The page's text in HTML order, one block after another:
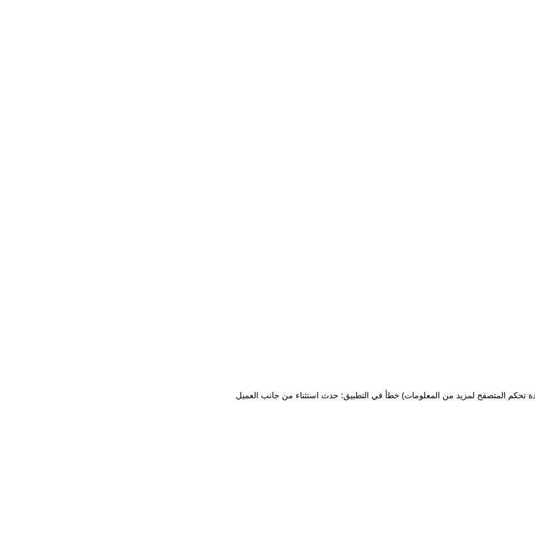
خطأ في التطبيق: حدث استثناء من جانب العميل تحكم المتصفح لمزيد من المعلومات)